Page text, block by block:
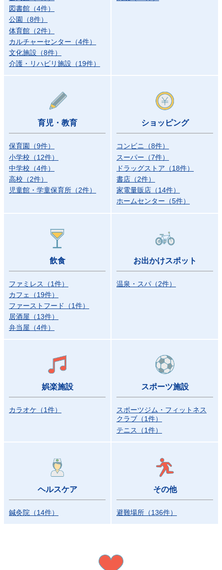
図書館 （4件）
公園
（8件）
体育館 （2件）
カルチャーセンター （4件）
文化施設 （8件）
介護・リハビリ施設 （19件）
育児・教育
保育園 （9件）
小学校 （12件）
中学校 （4件）
高校 （2件）
児童館・学童保育所 （2件）
ショッピング
コンビニ （8件）
スーパー （7件）
ドラッグストア （18件）
書店 （2件）
家電量販店 （14件）
ホームセンター （5件）
飲食
ファミレス （1件）
カフェ
（19件）
ファーストフード
（1件）
居酒屋 （13件）
弁当屋 （4件）
お出かけスポット
温泉・スパ （2件）
娯楽施設
カラオケ （1件）
スポーツ施設
スポーツジム・フィットネス
クラブ （1件）
テニス
（1件）
ヘルスケア
鍼灸院 （14件）
その他
避難場所 （136件）